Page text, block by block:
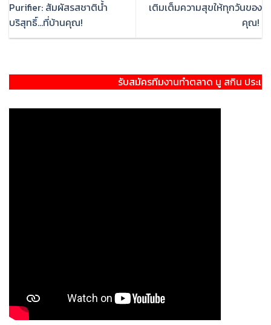
Purifier: สัมผัสรสชาติน้ำ
บริสุทธิ์…ที่บ้านคุณ!
เติมเต็มความสุขให้ทุกวันของ
คุณ!
รับสมัครทีมงานทำตลาด นู สกิน ประเทศอินเดีย